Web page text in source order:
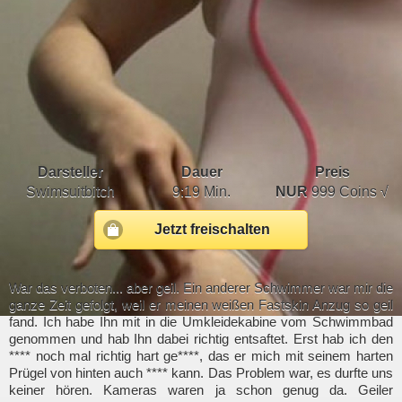
Darsteller Dauer
Preis
Swimsuitbitch
9:19 Min. NUR999 Coins √
Jetzt freischalten
War das verboten... aber geil. Ein anderer Schwimmer war mir die
ganze Zeit gefolgt, weil er meinen weißen Fastskin Anzug so geil
fand. Ich habe Ihn mit in die Umkleidekabine vom Schwimmbad
genommen und hab Ihn dabei richtig entsaftet. Erst hab ich den
**** noch mal richtig hart ge****, das er mich mit seinem harten
Prügel von hinten auch **** kann. Das Problem war, es durfte uns
keiner hören. Kameras waren ja schon genug da. Geiler